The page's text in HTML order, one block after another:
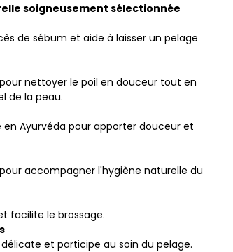
soigneusement sélectionnée
de sébum et aide à laisser un pelage
nettoyer le poil en douceur tout en
de la peau.
Ayurvéda pour apporter douceur et
accompagner l'hygiène naturelle du
facilite le brossage.
et participe au soin du pelage.